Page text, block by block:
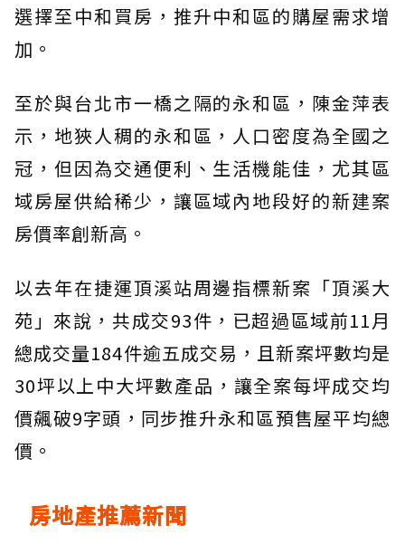
選擇至中和買房，推升中和區的購屋需求增
加。
至於與台北市一橋之隔的永和區，陳金萍表
示，地狹人稠的永和區，人口密度為全國之
冠，但因為交通便利、生活機能佳，尤其區
域房屋供給稀少，讓區域內地段好的新建案
房價率創新高。
以去年在捷運頂溪站周邊指標新案「頂溪大
苑」來說，共成交93件，已超過區域前11月
總成交量184件逾五成交易，且新案坪數均是
30坪以上中大坪數產品，讓全案每坪成交均
價飆破9字頭，同步推升永和區預售屋平均總
價。
房地產推薦新聞